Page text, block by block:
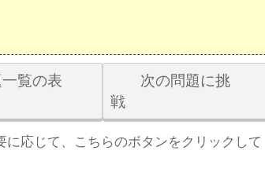
覧の表
次の問題に挑
戦
応じて、こちらのボタンをクリックして